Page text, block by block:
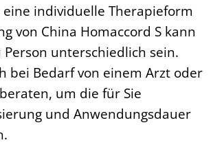
individuelle Therapieform
von China Homaccord S kann
Person unterschiedlich sein.
bei Bedarf von einem Arzt oder
um die für Sie
und Anwendungsdauer